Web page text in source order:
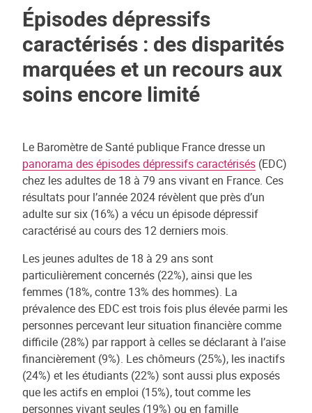
Épisodes dépressifs
caractérisés : des disparités
marquées et un recours aux
soins encore limité
Le Baromètre de Santé publique France dresse un
panorama des épisodes dépressifs caractérisés (EDC)
chez les adultes de 18 à 79 ans vivant en France. Ces
résultats pour l’année 2024 révèlent que près d’un
adulte sur six (16%) a vécu un épisode dépressif
caractérisé au cours des 12 derniers mois.
Les jeunes adultes de 18 à 29 ans sont
particulièrement concernés (22%), ainsi que les
femmes (18%, contre 13% des hommes). La
prévalence des EDC est trois fois plus élevée parmi les
personnes percevant leur situation financière comme
difficile (28%) par rapport à celles se déclarant à l’aise
financièrement (9%). Les chômeurs (25%), les inactifs
(24%) et les étudiants (22%) sont aussi plus exposés
que les actifs en emploi (15%), tout comme les
personnes vivant seules (19%) ou en famille